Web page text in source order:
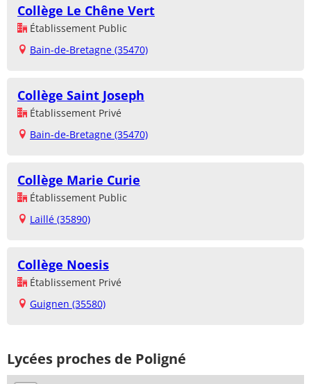
Collège Le Chêne Vert
Établissement Public
Bain-de-Bretagne (35470)
Collège Saint Joseph
Établissement Privé
Bain-de-Bretagne (35470)
Collège Marie Curie
Établissement Public
Laillé (35890)
Collège Noesis
Établissement Privé
Guignen (35580)
Lycées proches de Poligné